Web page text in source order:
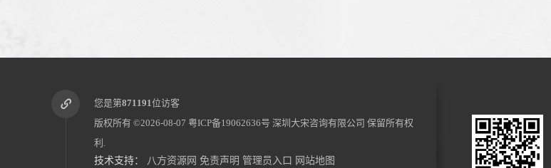
您是第871191位访客
版权所有 ©2026-08-07 粤ICP备19062636号 深圳大宋咨询有限公司 保留所有权
利.
技术支持： 八方资源网 免责声明 管理员入口 网站地图